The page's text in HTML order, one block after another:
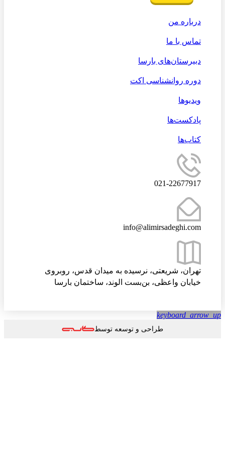
درباره من
تماس با ما
دبیرستان‌های بارسا
دوره روانشناسی اکت
ویدیوها
پادکست‌ها
کتاب‌ها
021-22677917
info@alimirsadeghi.com
تهران، شریعتی، نرسیده به میدان قدس، روبروی
خیابان واعظی، بن‌بست الوند، ساختمان بارسا
طراحی و توسعه توسط